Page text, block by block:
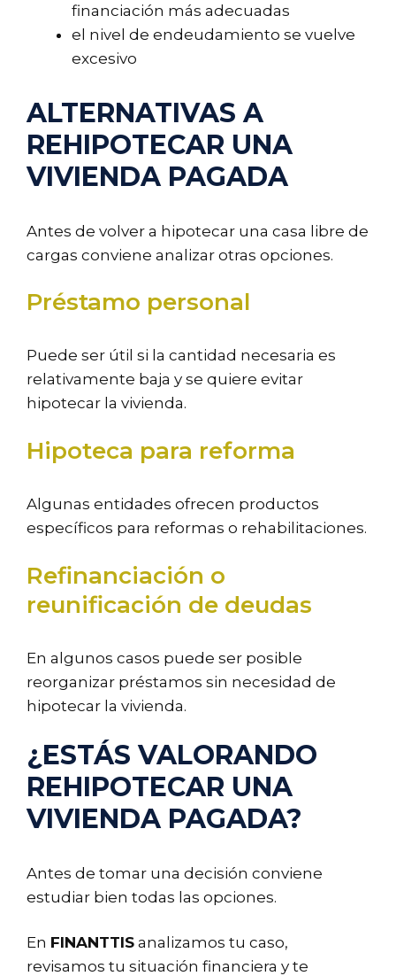
financiación más adecuadas
el nivel de endeudamiento se vuelve
excesivo
ALTERNATIVAS A
REHIPOTECAR UNA
VIVIENDA PAGADA
Antes de volver a hipotecar una casa libre de
cargas conviene analizar otras opciones.
Préstamo personal
Puede ser útil si la cantidad necesaria es
relativamente baja y se quiere evitar
hipotecar la vivienda.
Hipoteca para reforma
Algunas entidades ofrecen productos
específicos para reformas o rehabilitaciones.
Refinanciación o
reunificación de deudas
En algunos casos puede ser posible
reorganizar préstamos sin necesidad de
hipotecar la vivienda.
¿ESTÁS VALORANDO
REHIPOTECAR UNA
VIVIENDA PAGADA?
Antes de tomar una decisión conviene
estudiar bien todas las opciones.
En FINANTTIS analizamos tu caso,
revisamos tu situación financiera y te